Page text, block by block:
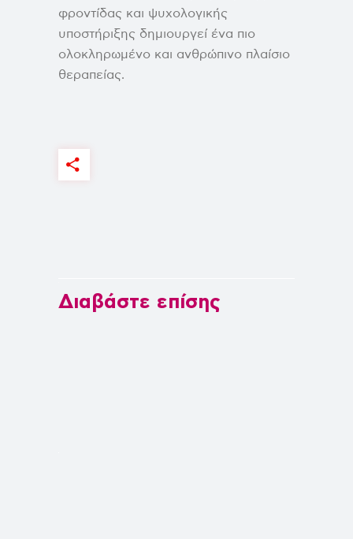
φροντίδας και ψυχολογικής
υποστήριξης δημιουργεί ένα πιο
ολοκληρωμένο και ανθρώπινο πλαίσιο
θεραπείας.
Διαβάστε επίσης